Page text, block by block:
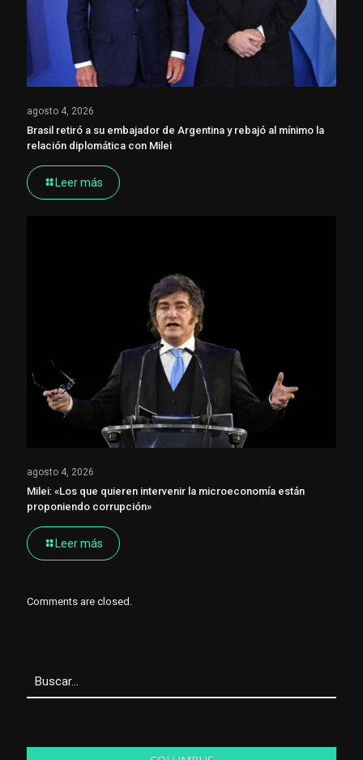
agosto 4, 2026
Brasil retiró a su embajador de Argentina y rebajó al mínimo la
relación diplomática con Milei
Leer más
agosto 4, 2026
Milei: «Los que quieren intervenir la microeconomía están
proponiendo corrupción»
Leer más
Comments are closed.